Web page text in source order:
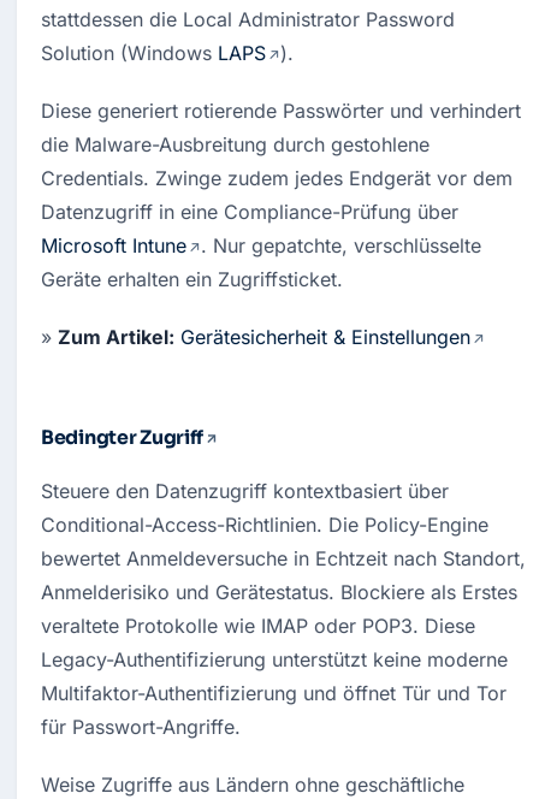
stattdessen die Local Administrator Password
Solution (Windows LAPS ).
Diese generiert rotierende Passwörter und verhindert
die Malware-Ausbreitung durch gestohlene
Credentials. Zwinge zudem jedes Endgerät vor dem
Microsoft Intune
. Nur gepatchte, verschlüsselte
Geräte erhalten ein Zugriffsticket.
» Zum Artikel: Gerätesicherheit & Einstellungen
Bedingter Zugriff
Steuere den Datenzugriff kontextbasiert über
Conditional-Access-Richtlinien. Die Policy-Engine
bewertet Anmeldeversuche in Echtzeit nach Standort,
Anmelderisiko und Gerätestatus. Blockiere als Erstes
veraltete Protokolle wie IMAP oder POP3. Diese
Legacy-Authentifizierung unterstützt keine moderne
Multifaktor-Authentifizierung und öffnet Tür und Tor
für Passwort-Angriffe.
Weise Zugriffe aus Ländern ohne geschäftliche